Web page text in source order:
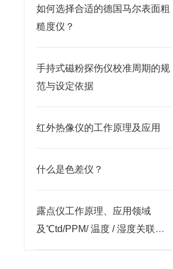
如何选择合适的德国马尔表面粗
糙度仪？
手持式磁粉探伤仪校准周期的规
范与设定依据
红外热像仪的工作原理及应用
什么是色差仪？
露点仪工作原理、应用领域
及℃td/PPM/ 温度 / 湿度关联关